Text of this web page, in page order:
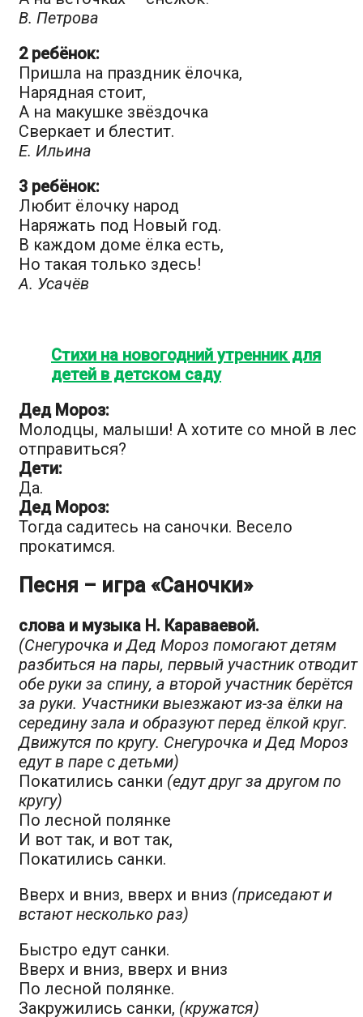
В. Петрова
2 ребёнок:
Пришла на праздник ёлочка,
Нарядная стоит,
А на макушке звёздочка
Сверкает и блестит.
Е. Ильина
3 ребёнок:
Любит ёлочку народ
Наряжать под Новый год.
В каждом доме ёлка есть,
Но такая только здесь!
А. Усачёв
Стихи на новогодний утренник для
детей в детском саду
Дед Мороз:
Молодцы, малыши! А хотите со мной в лес
отправиться?
Дети:
Да.
Дед Мороз:
Тогда садитесь на саночки. Весело
прокатимся.
Песня – игра «Саночки»
слова и музыка Н. Караваевой.
(Снегурочка и Дед Мороз помогают детям
разбиться на пары, первый участник отводит
обе руки за спину, а второй участник берётся
за руки. Участники выезжают из-за ёлки на
середину зала и образуют перед ёлкой круг.
Движутся по кругу. Снегурочка и Дед Мороз
едут в паре с детьми)
Покатились санки (едут друг за другом по
кругу)
По лесной полянке
И вот так, и вот так,
Покатились санки.
Вверх и вниз, вверх и вниз (приседают и
встают несколько раз)
Быстро едут санки.
Вверх и вниз, вверх и вниз
По лесной полянке.
Закружились санки, (кружатся)